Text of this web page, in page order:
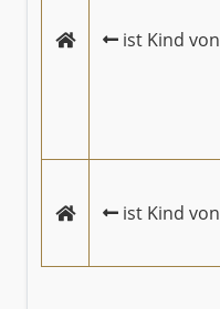
ist Kind von
ist Kind von